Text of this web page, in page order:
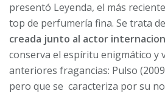
presentó Leyenda, el más
top de perfumería fina. Se trata de
creada junto al actor
conserva el espíritu enigmático y
anteriores fragancias: Pulso
pero que se caracteriza por su